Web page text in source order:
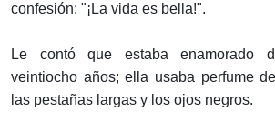
confesión: "¡La vida es bella!".
Le contó que estaba enamorado
veintiocho años; ella usaba perfume
las pestañas largas y los ojos negros.